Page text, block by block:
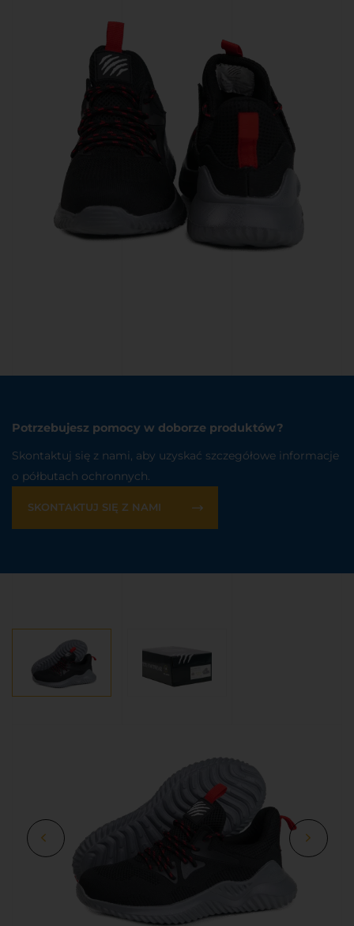
Potrzebujesz pomocy w doborze produktów?
Skontaktuj się z nami, aby uzyskać szczegółowe informacje
o półbutach ochronnych.
SKONTAKTUJ SIĘ Z NAMI